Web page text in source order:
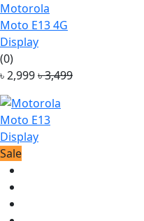
Motorola
Moto E13 4G
Display
(0)
৳ 2,999৳ 3,499
Sale